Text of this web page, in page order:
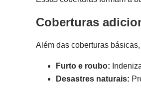
Coberturas
Além das coberturas
Furto e roubo:
Desastres naturais: